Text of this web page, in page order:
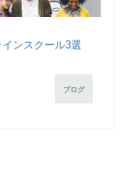
ンスクール3選
ブログ